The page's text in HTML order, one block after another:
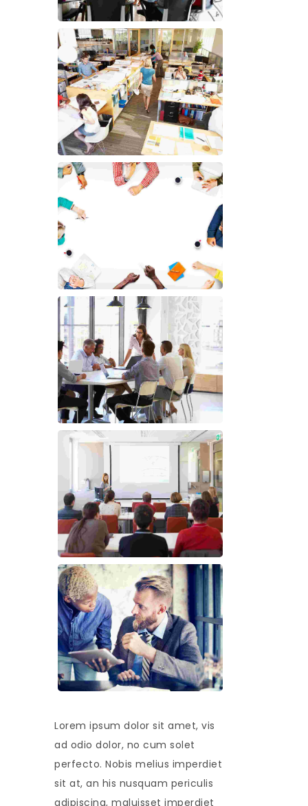
Lorem ipsum dolor sit amet, vis
ad odio dolor, no cum solet
perfecto. Nobis melius imperdiet
sit at, an his nusquam periculis
adipiscing, maluisset imperdiet